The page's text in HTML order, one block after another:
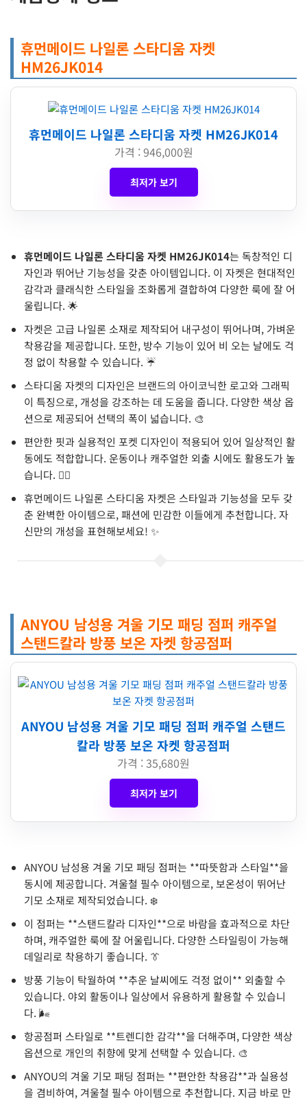
휴먼메이드 나일론 스타디움 자켓
HM26JK014
휴먼메이드 나일론 스타디움 자켓 HM26JK014
가격 : 946,000원
최저가 보기
휴먼메이드 나일론 스타디움 자켓 HM26JK014는 독창적인 디
자인과 뛰어난 기능성을 갖춘 아이템입니다. 이 자켓은 현대적인
감각과 클래식한 스타일을 조화롭게 결합하여 다양한 룩에 잘 어
울립니다. 🌟
자켓은 고급 나일론 소재로 제작되어 내구성이 뛰어나며, 가벼운
착용감을 제공합니다. 또한, 방수 기능이 있어 비 오는 날에도 걱
정 없이 착용할 수 있습니다. ☔️
스타디움 자켓의 디자인은 브랜드의 아이코닉한 로고와 그래픽
이 특징으로, 개성을 강조하는 데 도움을 줍니다. 다양한 색상 옵
션으로 제공되어 선택의 폭이 넓습니다. 🎨
편안한 핏과 실용적인 포켓 디자인이 적용되어 있어 일상적인 활
동에도 적합합니다. 운동이나 캐주얼한 외출 시에도 활용도가 높
습니다. 🏃‍♂️
휴먼메이드 나일론 스타디움 자켓은 스타일과 기능성을 모두 갖
춘 완벽한 아이템으로, 패션에 민감한 이들에게 추천합니다. 자
신만의 개성을 표현해보세요! ✨
ANYOU 남성용 겨울 기모 패딩 점퍼 캐주얼
스탠드칼라 방풍 보온 자켓 항공점퍼
ANYOU 남성용 겨울 기모 패딩 점퍼 캐주얼 스탠드
칼라 방풍 보온 자켓 항공점퍼
가격 : 35,680원
최저가 보기
ANYOU 남성용 겨울 기모 패딩 점퍼는 **따뜻함과 스타일**을
동시에 제공합니다. 겨울철 필수 아이템으로, 보온성이 뛰어난
기모 소재로 제작되었습니다. ❄️
이 점퍼는 **스탠드칼라 디자인**으로 바람을 효과적으로 차단
하며, 캐주얼한 룩에 잘 어울립니다. 다양한 스타일링이 가능해
데일리로 착용하기 좋습니다. 👔
방풍 기능이 탁월하여 **추운 날씨에도 걱정 없이** 외출할 수
있습니다. 야외 활동이나 일상에서 유용하게 활용할 수 있습니
다. 🌬️
항공점퍼 스타일로 **트렌디한 감각**을 더해주며, 다양한 색상
옵션으로 개인의 취향에 맞게 선택할 수 있습니다. 🎨
ANYOU의 겨울 기모 패딩 점퍼는 **편안한 착용감**과 실용성
을 겸비하여, 겨울철 필수 아이템으로 추천합니다. 지금 바로 만